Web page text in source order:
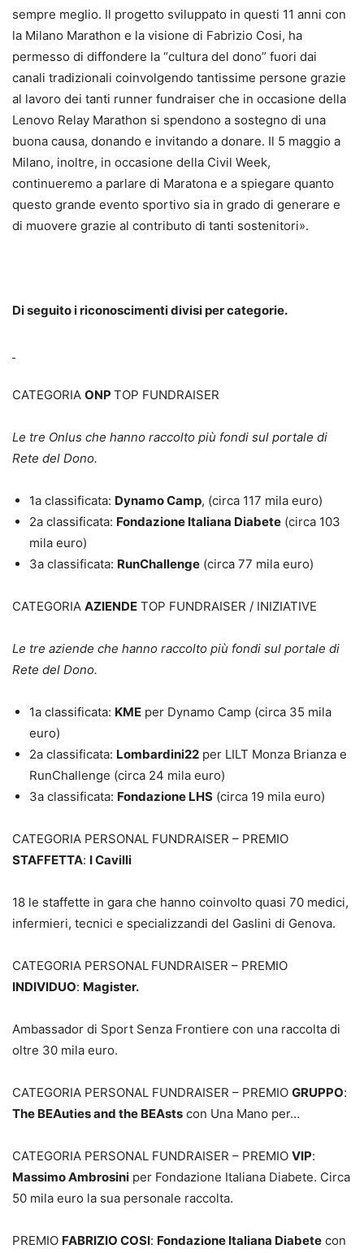
sempre meglio. Il progetto sviluppato in questi 11 anni con
la Milano Marathon e la visione di Fabrizio Cosi, ha
permesso di diffondere la “cultura del dono” fuori dai
canali tradizionali coinvolgendo tantissime persone grazie
al lavoro dei tanti runner fundraiser che in occasione della
Lenovo Relay Marathon si spendono a sostegno di una
buona causa, donando e invitando a donare. Il 5 maggio a
Milano, inoltre, in occasione della Civil Week,
continueremo a parlare di Maratona e a spiegare quanto
questo grande evento sportivo sia in grado di generare e
di muovere grazie al contributo di tanti sostenitori».
Di seguito i riconoscimenti divisi per categorie.
CATEGORIA ONP TOP FUNDRAISER
Le tre Onlus che hanno raccolto più fondi sul portale di
Rete del Dono.
1a classificata: Dynamo Camp, (circa 117 mila euro)
2a classificata: Fondazione Italiana Diabete (circa 103
mila euro)
3a classificata: RunChallenge (circa 77 mila euro)
CATEGORIA AZIENDE TOP FUNDRAISER / INIZIATIVE
Le tre aziende che hanno raccolto più fondi sul portale di
Rete del Dono.
1a classificata: KME per Dynamo Camp (circa 35 mila
euro)
2a classificata: Lombardini22 per LILT Monza Brianza e
RunChallenge (circa 24 mila euro)
3a classificata: Fondazione LHS (circa 19 mila euro)
CATEGORIA PERSONAL FUNDRAISER – PREMIO
STAFFETTA: I Cavilli
18 le staffette in gara che hanno coinvolto quasi 70 medici,
infermieri, tecnici e specializzandi del Gaslini di Genova.
CATEGORIA PERSONAL FUNDRAISER – PREMIO
INDIVIDUO: Magister.
Ambassador di Sport Senza Frontiere con una raccolta di
oltre 30 mila euro.
CATEGORIA PERSONAL FUNDRAISER – PREMIO GRUPPO:
The BEAuties and the BEAsts con Una Mano per…
CATEGORIA PERSONAL FUNDRAISER – PREMIO VIP:
Massimo Ambrosini per Fondazione Italiana Diabete. Circa
50 mila euro la sua personale raccolta.
PREMIO FABRIZIO COSI: Fondazione Italiana Diabete con